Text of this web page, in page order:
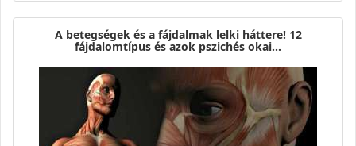
A betegségek és a fájdalmak lelki háttere! 12
fájdalomtípus és azok pszichés okai...